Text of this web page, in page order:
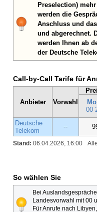
Preselection)
werden die
Anschluss und
und abgerechnet.
werden Ihnen ab
der Deutsche
Call-by-Call Tarife für
Anbieter Vorwahl
00-
Deutsche
Telekom
--
Stand: 06.04.2026, 16:00
So wählen Sie
Bei
Landesvorwahl mit 00
Für Anrufe nach